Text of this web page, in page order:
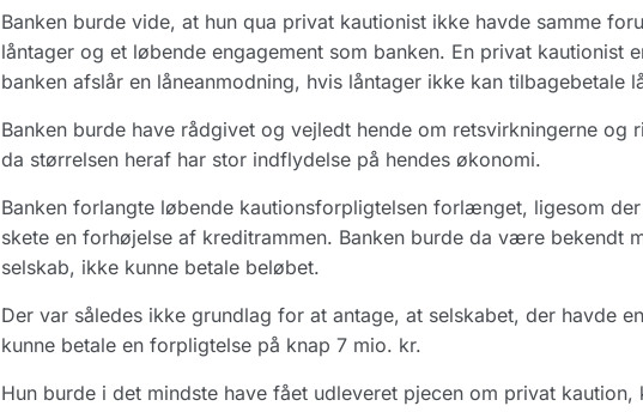
Banken burde vide, at hun qua privat kautionist ikke havde samme
låntager og et løbende engagement som banken. En privat kautionist
banken afslår en låneanmodning, hvis låntager ikke kan tilbagebetale
Banken burde have rådgivet og vejledt hende om retsvirkningerne og
da størrelsen heraf har stor indflydelse på hendes økonomi.
Banken forlangte løbende kautionsforpligtelsen forlænget, ligesom
skete en forhøjelse af kreditrammen. Banken burde da være bekendt
selskab, ikke kunne betale beløbet.
Der var således ikke grundlag for at antage, at selskabet, der havde
kunne betale en forpligtelse på knap 7 mio. kr.
Hun burde i det mindste have fået udleveret pjecen om privat kaution,